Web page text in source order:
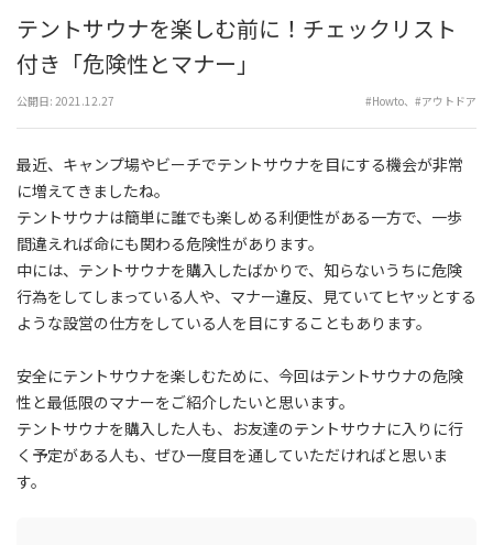
す)テントサウナを楽しむ前に！チェックリスト
付き「危険性とマナー」
公開日: 2021.12.27 #Howto、 #アウトドア
最近、キャンプ場やビーチでテントサウナを目にする機会が非常
に増えてきましたね。
テントサウナは簡単に誰でも楽しめる利便性がある一方で、一歩
間違えれば命にも関わる危険性があります。
中には、テントサウナを購入したばかりで、知らないうちに危険
行為をしてしまっている人や、マナー違反、見ていてヒヤッとする
ような設営の仕方をしている人を目にすることもあります。
安全にテントサウナを楽しむために、今回はテントサウナの危険
性と最低限のマナーをご紹介したいと思います。
テントサウナを購入した人も、お友達のテントサウナに入りに行
く予定がある人も、ぜひ一度目を通していただければと思いま
す。